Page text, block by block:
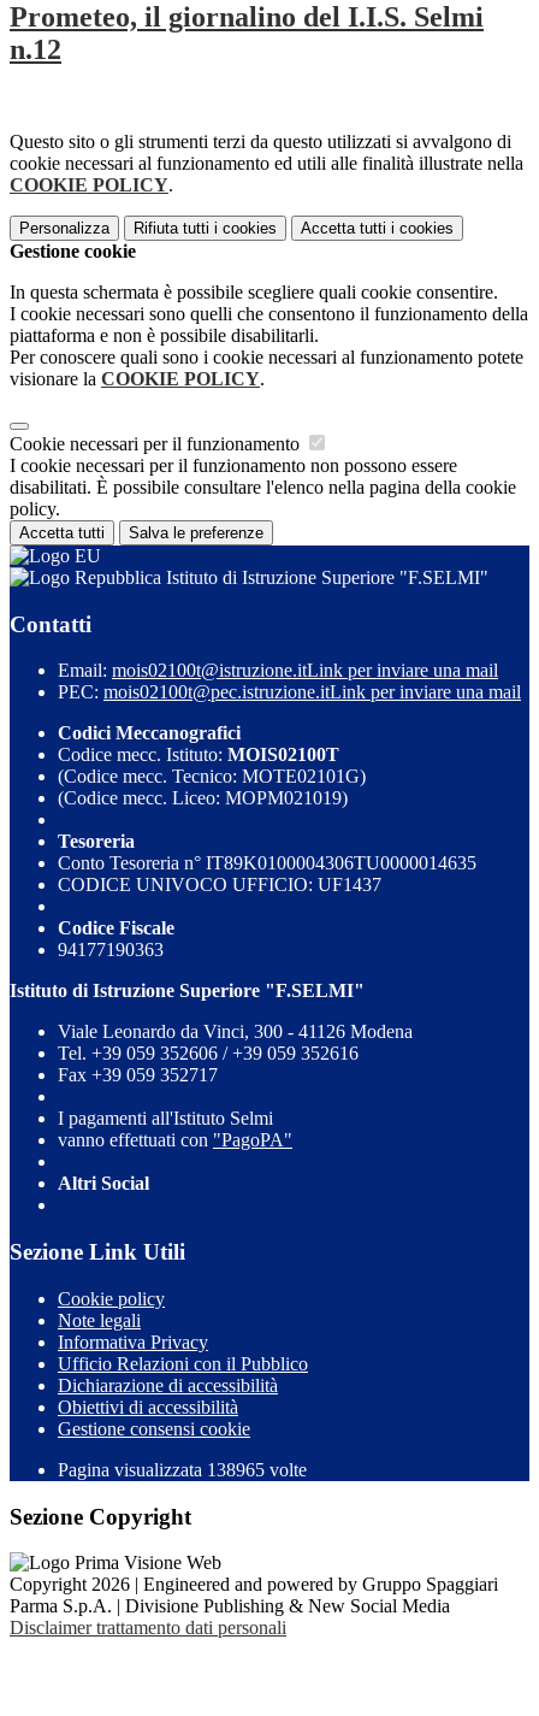
Prometeo, il giornalino del I.I.S. Selmi
n.12
Questo sito o gli strumenti terzi da questo utilizzati si avvalgono di
cookie necessari al funzionamento ed utili alle finalità illustrate nella
COOKIE POLICY.
Personalizza Rifiuta tutti i cookies Accetta tutti i cookies
Gestione cookie
In questa schermata è possibile scegliere quali cookie consentire.
I cookie necessari sono quelli che consentono il funzionamento della
piattaforma e non è possibile disabilitarli.
Per conoscere quali sono i cookie necessari al funzionamento potete
visionare la COOKIE POLICY.
Cookie necessari per il funzionamento
I cookie necessari per il funzionamento non possono essere
disabilitati. È possibile consultare l'elenco nella pagina della cookie
policy.
Accetta tutti Salva le preferenze
Istituto di Istruzione Superiore "F.SELMI"
Contatti
Email: mois02100t@istruzione.itLink per inviare una mail
PEC: mois02100t@pec.istruzione.itLink per inviare una mail
Codici Meccanografici
Codice mecc. Istituto: MOIS02100T
(Codice mecc. Tecnico: MOTE02101G)
(Codice mecc. Liceo: MOPM021019)
Tesoreria
Conto Tesoreria n° IT89K0100004306TU0000014635
CODICE UNIVOCO UFFICIO: UF1437
Codice Fiscale
94177190363
Istituto di Istruzione Superiore "F.SELMI"
Viale Leonardo da Vinci, 300 - 41126 Modena
Tel. +39 059 352606 / +39 059 352616
Fax +39 059 352717
I pagamenti all'Istituto Selmi
vanno effettuati con "PagoPA"
Altri Social
Sezione Link Utili
Cookie policy
Note legali
Informativa Privacy
Ufficio Relazioni con il Pubblico
Dichiarazione di accessibilità
Obiettivi di accessibilità
Gestione consensi cookie
Pagina visualizzata 138965 volte
Sezione Copyright
Copyright 2026 | Engineered and powered by Gruppo Spaggiari
Parma S.p.A. | Divisione Publishing & New Social Media
Disclaimer trattamento dati personali